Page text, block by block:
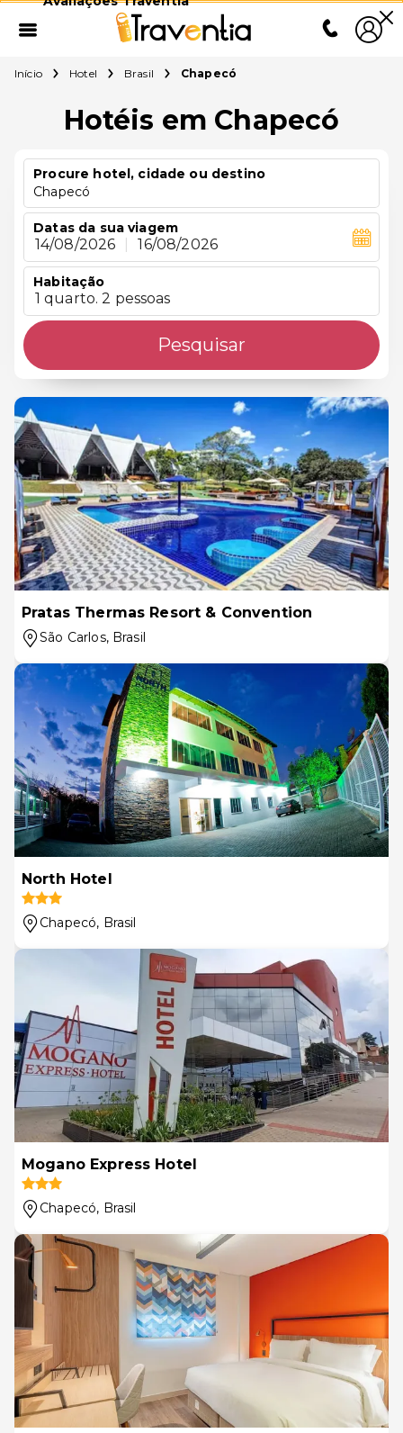
Início Hotel Brasil Chapecó
Hotéis em Chapecó
Procure hotel, cidade ou destino
Chapecó
Datas da sua viagem
14/08/2026 16/08/2026
Habitação
1 quarto. 2 pessoas
Pesquisar
Pratas Thermas Resort & Convention
São Carlos, Brasil
North Hotel
Chapecó, Brasil
Mogano Express Hotel
Chapecó, Brasil